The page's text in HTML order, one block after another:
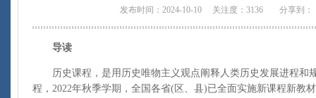
发布时间：2024-10-10 关注度：3136 分享到：
导读
历史课程，是用历史唯物主义观点阐释人类历史发展进程和
程，2022年秋季学期，全国各省(区、县)已全面实施新课程新教